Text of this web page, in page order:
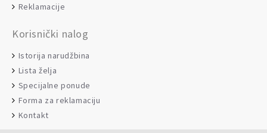
Reklamacije
Korisnički nalog
Istorija narudžbina
Lista želja
Specijalne ponude
Forma za reklamaciju
Kontakt